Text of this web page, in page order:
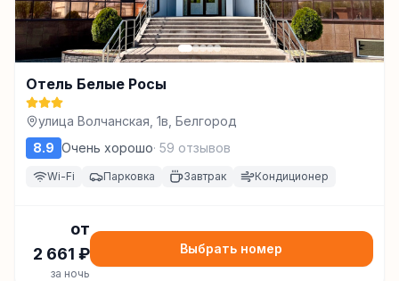
Отель Белые Росы
улица Волчанская, 1в, Белгород
8.9 Очень хорошо· 59 отзывов
Wi-Fi Парковка Завтрак Кондиционер
от
2 661 ₽
за ночь
Выбрать номер